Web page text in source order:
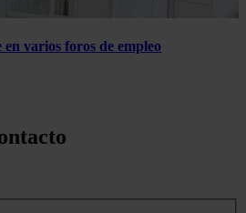
varios foros de empleo